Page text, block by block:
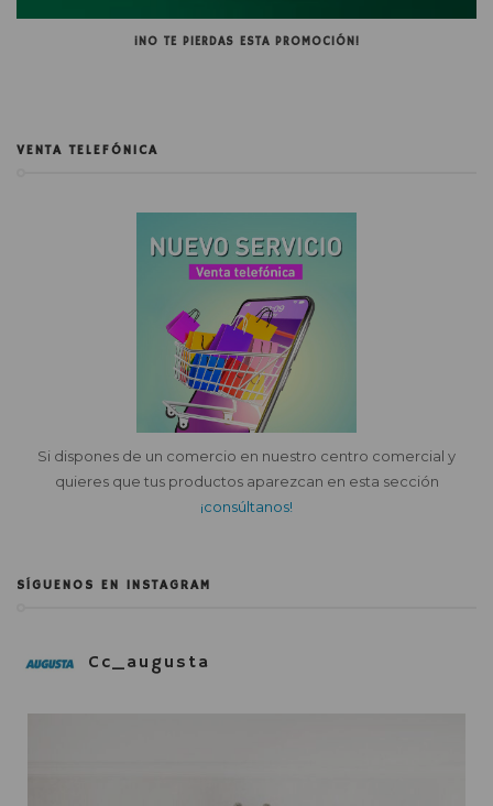
¡NO TE PIERDAS ESTA PROMOCIÓN!
VENTA TELEFÓNICA
Si dispones de un comercio en nuestro centro comercial y
quieres que tus productos aparezcan en esta sección
¡consúltanos!
SÍGUENOS EN INSTAGRAM
Cc_augusta